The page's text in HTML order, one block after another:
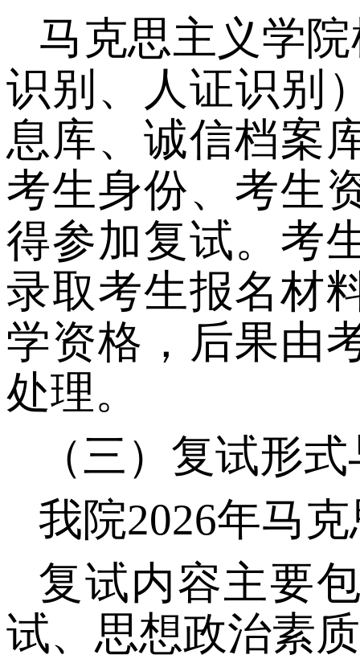
马克思主义学
识别、人证识别
息库、诚信档案
考生身份、考生
得参加复试。考
录取考生报名材
学资格，后果由
处理。
（三）复试形
我院2026年马
复试内容主要
试、思想政治素